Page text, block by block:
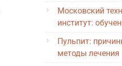
Московский
институт:
Пульпит:
методы лечения